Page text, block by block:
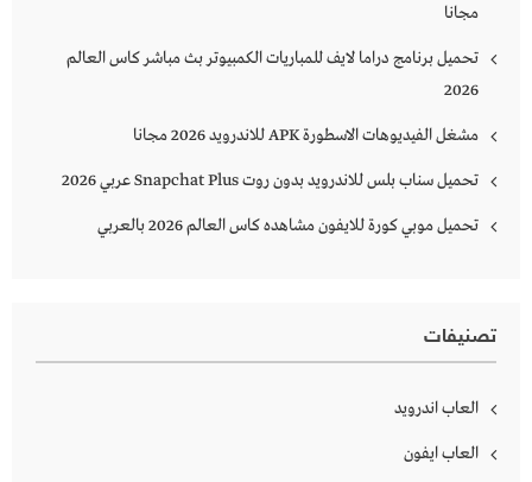
مجانا
تحميل برنامج دراما لايف للمباريات الكمبيوتر بث مباشر كاس العالم
2026
مشغل الفيديوهات الاسطورة APK للاندرويد 2026 مجانا
تحميل سناب بلس للاندرويد بدون روت Snapchat Plus‏ عربي 2026
تحميل موبي كورة للايفون مشاهده كاس العالم 2026 بالعربي
تصنيفات
العاب اندرويد
العاب ايفون